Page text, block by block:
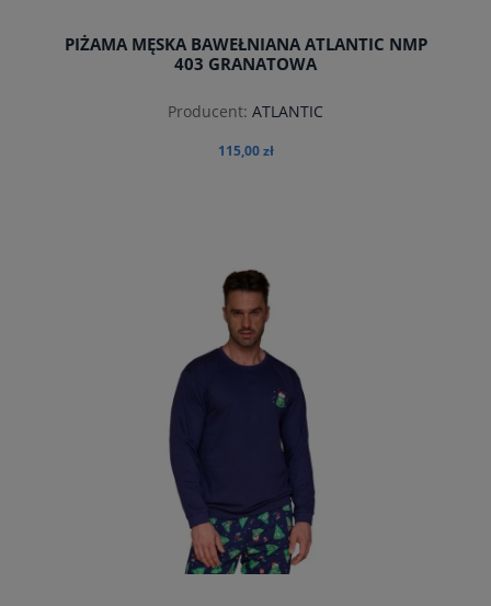
PIŻAMA MĘSKA BAWEŁNIANA ATLANTIC NMP
403 GRANATOWA
Producent: ATLANTIC
115,00 zł
do koszyka